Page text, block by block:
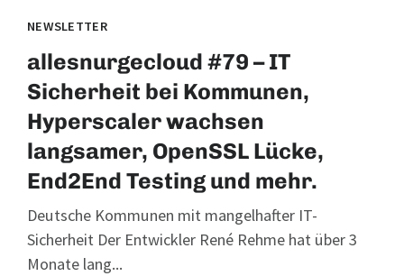
NEWSLETTER
allesnurgecloud #79 – IT
Sicherheit bei Kommunen,
Hyperscaler wachsen
langsamer, OpenSSL Lücke,
End2End Testing und mehr.
Deutsche Kommunen mit mangelhafter IT-
Sicherheit Der Entwickler René Rehme hat über 3
Monate lang...